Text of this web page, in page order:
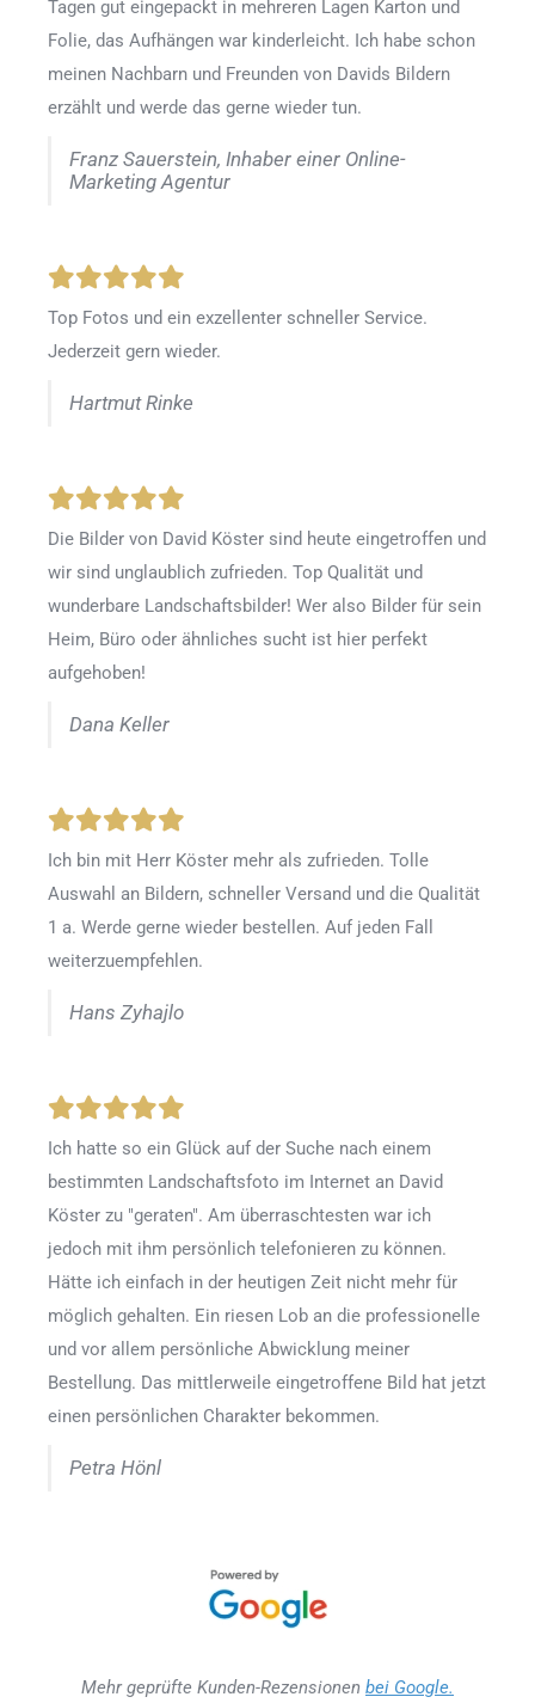
Tagen gut eingepackt in mehreren Lagen Karton und
Folie, das Aufhängen war kinderleicht. Ich habe schon
meinen Nachbarn und Freunden von Davids Bildern
erzählt und werde das gerne wieder tun.
Franz Sauerstein, Inhaber einer Online-
Marketing Agentur
Top Fotos und ein exzellenter schneller Service.
Jederzeit gern wieder.
Hartmut Rinke
Die Bilder von David Köster sind heute eingetroffen und
wir sind unglaublich zufrieden. Top Qualität und
wunderbare Landschaftsbilder! Wer also Bilder für sein
Heim, Büro oder ähnliches sucht ist hier perfekt
aufgehoben!
Dana Keller
Ich bin mit Herr Köster mehr als zufrieden. Tolle
Auswahl an Bildern, schneller Versand und die Qualität
1 a. Werde gerne wieder bestellen. Auf jeden Fall
weiterzuempfehlen.
Hans Zyhajlo
Ich hatte so ein Glück auf der Suche nach einem
bestimmten Landschaftsfoto im Internet an David
Köster zu "geraten". Am überraschtesten war ich
jedoch mit ihm persönlich telefonieren zu können.
Hätte ich einfach in der heutigen Zeit nicht mehr für
möglich gehalten. Ein riesen Lob an die professionelle
und vor allem persönliche Abwicklung meiner
Bestellung. Das mittlerweile eingetroffene Bild hat jetzt
einen persönlichen Charakter bekommen.
Petra Hönl
Mehr geprüfte Kunden-Rezensionen bei Google.